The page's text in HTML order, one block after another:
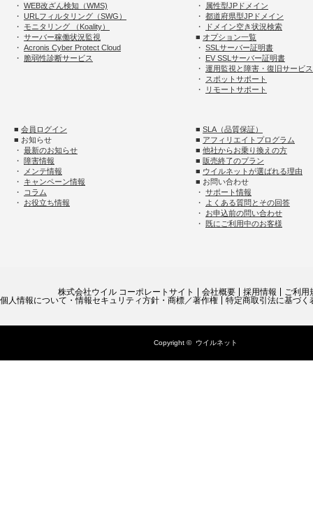
・ WEB改ざん検知（WMS) ・
属性型JPドメイン
・ URLフィルタリング（SWG） ・ 都道府県型JPドメイン
・ モニタリング （Koality） ・
ドメイン空き状況検索
・ サーバー稼働状況監視 ■ オプション一覧
・ Acronis Cyber Protect Cloud ・ SSLサーバー証明書
・ 脆弱性診断サービス ・ EV SSLサーバー証明書
・ 運用監視と障害・復旧サービス
・ スポットサポート
・
リモートサポート
■ 会員ログイン ■ SLA（品質保証）
■ お知らせ
■ アフィリエイトプログラム
・ 最新のお知らせ ■ 他社からお乗り換えの方
・ 障害情報 ■ 販売終了のプラン
・
メンテ情報 ■ ウイルネットが選ばれる理由
・ キャンペーン情報
■ お問い合わせ
・
コラム ・ サポート情報
・ お役立ち情報 ・
よくある質問とその回答
・ お申込前の問い合わせ
・ 既にご利用中のお客様
株式会社ウイル コーポレートサイト 会社概要 採用情報
ご利用
個人情報について・情報セキュリティ方針・商標／著作権
特定商取引法に基づく
Copyright © ウイルネット